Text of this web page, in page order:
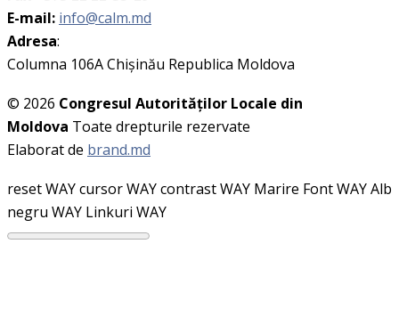
E-mail: info@calm.md
Adresa:
Columna 106A Chişinău Republica Moldova
© 2026 Congresul Autorităţilor Locale din
Moldova Toate drepturile rezervate
Elaborat de brand.md
reset WAYcursor WAYcontrast WAY Marire Font WAYAlb
negru WAY Linkuri WAY